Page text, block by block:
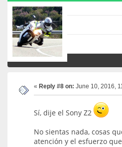
« Reply #8 on: June 10, 2016,
Sí, dije el Sony Z2
No sientas nada, cosas
atención y el esfuerzo